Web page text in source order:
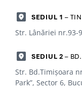
SEDIUL 1 –
Str. Lânăriei nr.93-
SEDIUL 2 –
Str. Bd.Timișoara
Park”, Sector 6,